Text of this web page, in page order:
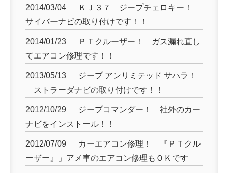
2014/03/04
ＫＪ３７ ジープチェロキー！
サイバーナビの取り付けです！！
2014/01/23
ＰＴクルーザー！ ガス漏れ直し
てエアコン修理です！！
2013/05/13
ジープ アンリミテッド サハラ！
ストラーダナビの取り付けです！！
2012/10/29
ジープコマンダー！ 社外のカー
ナビをインストール！！
2012/07/09
カーエアコン修理！ 『ＰＴクル
ーザー』」アメ車のエアコン修理もＯＫです